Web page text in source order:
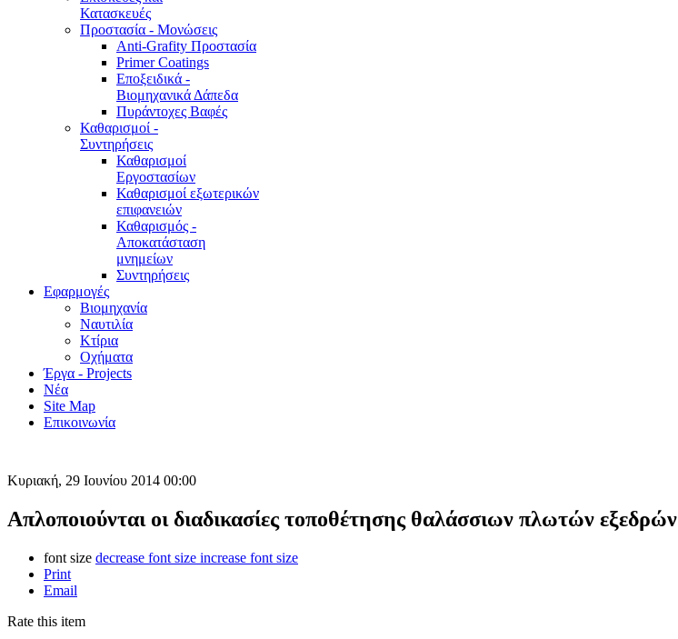
Κατασκευές
Προστασία - Μονώσεις
Anti-Grafity Προστασία
Primer Coatings
Εποξειδικά -
Βιομηχανικά Δάπεδα
Πυράντοχες Βαφές
Καθαρισμοί -
Συντηρήσεις
Καθαρισμοί
Εργοστασίων
Καθαρισμοί εξωτερικών
επιφανειών
Καθαρισμός -
Αποκατάσταση
μνημείων
Συντηρήσεις
Εφαρμογές
Βιομηχανία
Ναυτιλία
Κτίρια
Οχήματα
Έργα - Projects
Νέα
Site Map
Επικοινωνία
Κυριακή, 29 Ιουνίου 2014 00:00
Απλοποιούνται οι διαδικασίες τοποθέτησης θαλάσσιων πλωτών εξεδρών
font size decrease font size increase font size
Print
Email
Rate this item